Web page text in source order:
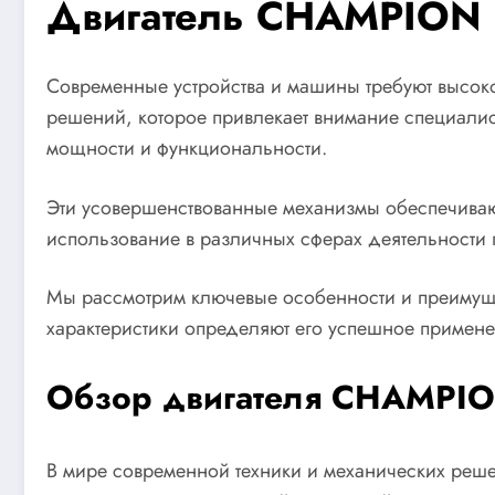
Двигатель
Современные устройства и машины требуют
решений, которое привлекает внимание
мощности и функциональности.
Эти усовершенствованные механизмы
использование в различных сферах
Мы рассмотрим ключевые особенности и
характеристики определяют его успешное
Обзор двигателя
В мире современной техники и механических